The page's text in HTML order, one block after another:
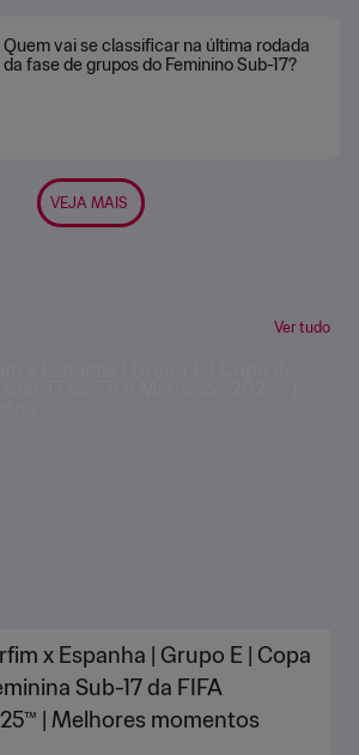
Quem vai se classificar na última rodada
da fase de grupos do Feminino Sub-17?
VEJA MAIS
Ver tudo
x Espanha | Grupo E | Copa
Sub-17 da FIFA
| Melhores momentos